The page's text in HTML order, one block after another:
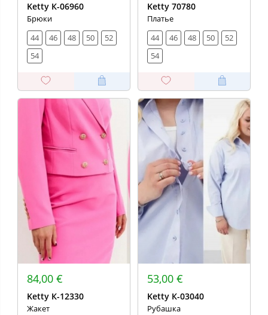
Ketty К-06960
Брюки
44
46 48 50
52
54
Ketty 70780
Платье
44
46 48 50
52
54
84,00 €
Ketty К-12330
Жакет
53,00 €
Ketty К-03040
Рубашка